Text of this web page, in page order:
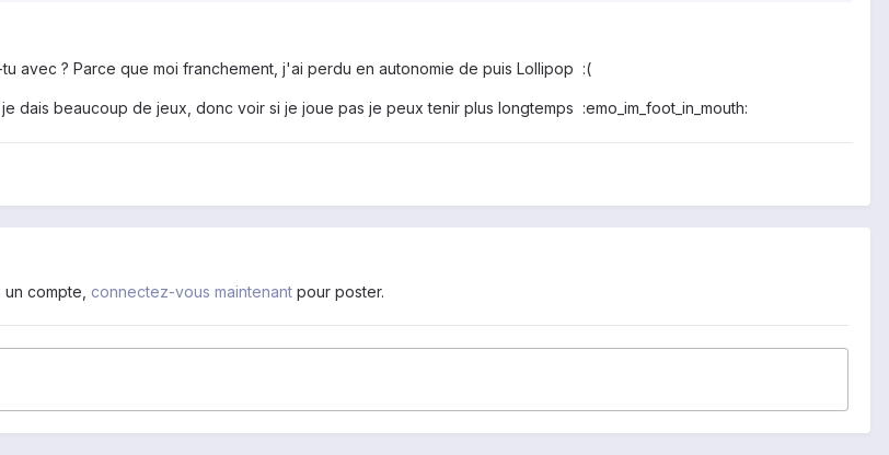
avec ? Parce que moi franchement, j'ai perdu en autonomie de puis Lollipop :(
dais beaucoup de jeux, donc voir si je joue pas je peux tenir plus longtemps :emo_im_foot_in_mouth:
compte, connectez-vous maintenant pour poster.